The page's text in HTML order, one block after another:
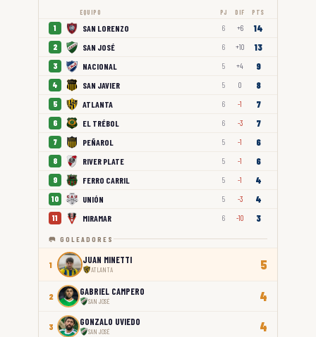
EQUIPO PJ DIF PTS
1 SAN LORENZO 6 +6 14
2 SAN JOSÉ 6 +10 13
3 NACIONAL 5 +4 9
4 SAN JAVIER 5 0 8
5 ATLANTA 6 -1 7
6 EL TRÉBOL 6 -3 7
7 PEÑAROL 5 -1 6
8 RIVER PLATE 5 -1 6
9 FERRO CARRIL 5 -1 4
10 UNIÓN 5 -3 4
11 MIRAMAR 6 -10 3
🥅 GOLEADORES
1 JUAN MINETTI
ATLANTA 5
2 GABRIEL CAMPERO
SAN JOSÉ 4
3 GONZALO UVIEDO
SAN JOSÉ 4